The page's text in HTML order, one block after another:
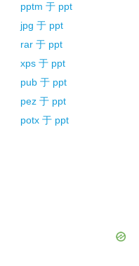
pptm 于 ppt
jpg 于 ppt
rar 于 ppt
xps 于 ppt
pub 于 ppt
pez 于 ppt
potx 于 ppt